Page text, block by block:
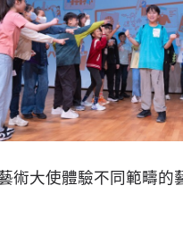
術大使體驗不同範疇的